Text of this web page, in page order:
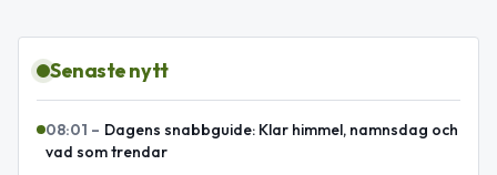
Senaste nytt
08:01 – Dagens snabbguide: Klar himmel, namnsdag och
vad som trendar